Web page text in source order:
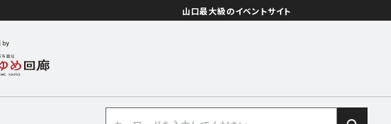
山口最大級のイベントサイト